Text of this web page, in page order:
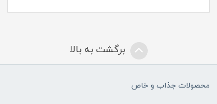
برگشت به بالا
محصولات جذاب و خاص